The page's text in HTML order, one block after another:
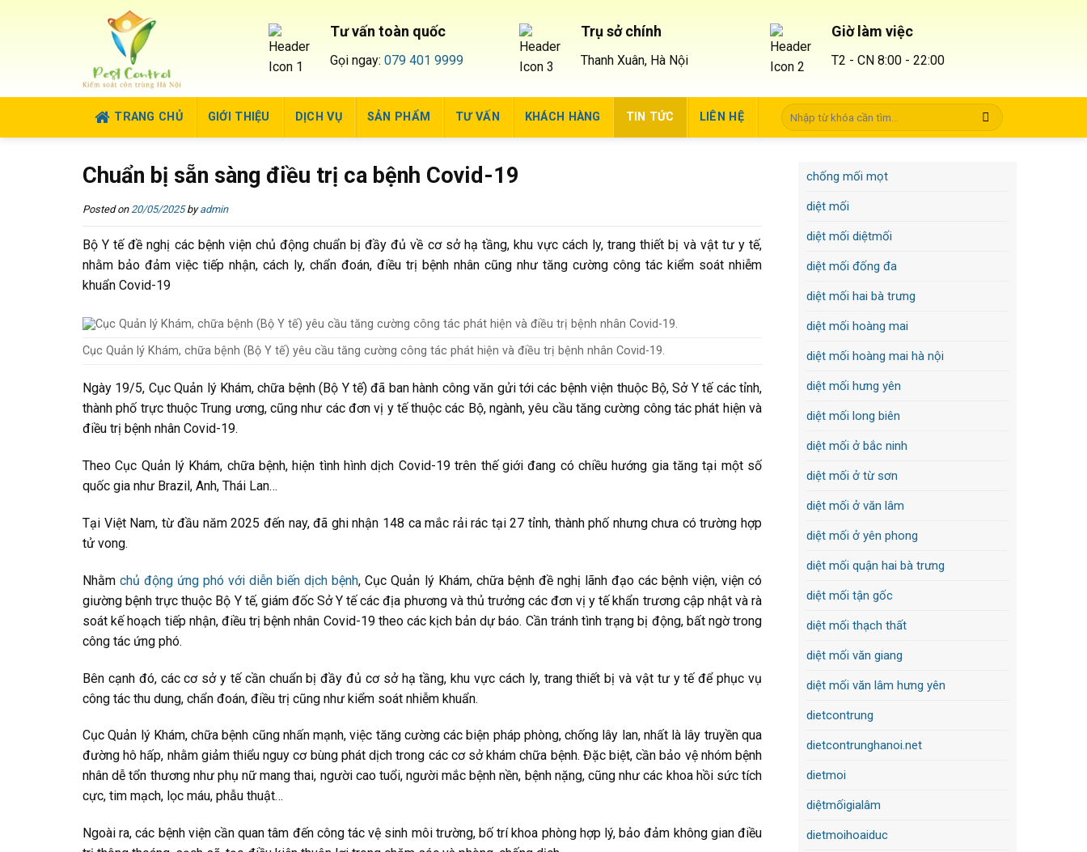
Tư vấn toàn quốc
Gọi ngay: 079 401 9999
Trụ sở chính
Thanh Xuân, Hà Nội
Giờ làm việc
T2 - CN 8:00 - 22:00
TRANG CHỦ GIỚI THIỆU DỊCH VỤ SẢN PHẨM TƯ VẤN KHÁCH HÀNG TIN TỨC LIÊN HỆ
Chuẩn bị sẵn sàng điều trị ca bệnh Covid-19
Posted on 20/05/2025byadmin
Bộ Y tế đề nghị các bệnh viện chủ động chuẩn bị đầy đủ về cơ sở hạ tầng, khu vực cách ly, trang thiết bị và vật tư y tế,
nhằm bảo đảm việc tiếp nhận, cách ly, chẩn đoán, điều trị bệnh nhân cũng như tăng cường công tác kiểm soát nhiễm
khuẩn Covid-19
Cục Quản lý Khám, chữa bệnh (Bộ Y tế) yêu cầu tăng cường công tác phát hiện và điều trị bệnh nhân Covid-19.
Ngày 19/5, Cục Quản lý Khám, chữa bệnh (Bộ Y tế) đã ban hành công văn gửi tới các bệnh viện thuộc Bộ, Sở Y tế các tỉnh,
thành phố trực thuộc Trung ương, cũng như các đơn vị y tế thuộc các Bộ, ngành, yêu cầu tăng cường công tác phát hiện và
điều trị bệnh nhân Covid-19.
Theo Cục Quản lý Khám, chữa bệnh, hiện tình hình dịch Covid-19 trên thế giới đang có chiều hướng gia tăng tại một số
quốc gia như Brazil, Anh, Thái Lan…
Tại Việt Nam, từ đầu năm 2025 đến nay, đã ghi nhận 148 ca mắc rải rác tại 27 tỉnh, thành phố nhưng chưa có trường hợp
tử vong.
Nhằmchủ động ứng phó với diễn biến dịch bệnh, Cục Quản lý Khám, chữa bệnh đề nghị lãnh đạo các bệnh viện, viện có
giường bệnh trực thuộc Bộ Y tế, giám đốc Sở Y tế các địa phương và thủ trưởng các đơn vị y tế khẩn trương cập nhật và rà
soát kế hoạch tiếp nhận, điều trị bệnh nhân Covid-19 theo các kịch bản dự báo. Cần tránh tình trạng bị động, bất ngờ trong
công tác ứng phó.
Bên cạnh đó, các cơ sở y tế cần chuẩn bị đầy đủ cơ sở hạ tầng, khu vực cách ly, trang thiết bị và vật tư y tế để phục vụ
công tác thu dung, chẩn đoán, điều trị cũng như kiểm soát nhiễm khuẩn.
Cục Quản lý Khám, chữa bệnh cũng nhấn mạnh, việc tăng cường các biện pháp phòng, chống lây lan, nhất là lây truyền qua
đường hô hấp, nhằm giảm thiểu nguy cơ bùng phát dịch trong các cơ sở khám chữa bệnh. Đặc biệt, cần bảo vệ nhóm bệnh
nhân dễ tổn thương như phụ nữ mang thai, người cao tuổi, người mắc bệnh nền, bệnh nặng, cũng như các khoa hồi sức tích
cực, tim mạch, lọc máu, phẫu thuật…
Ngoài ra, các bệnh viện cần quan tâm đến công tác vệ sinh môi trường, bố trí khoa phòng hợp lý, bảo đảm không gian điều
chống mối mọt
diệt mối
diệt mối diệtmối
diệt mối đống đa
diệt mối hai bà trưng
diệt mối hoàng mai
diệt mối hoàng mai hà nội
diệt mối hưng yên
diệt mối long biên
diệt mối ở bắc ninh
diệt mối ở từ sơn
diệt mối ở văn lâm
diệt mối ở yên phong
diệt mối quận hai bà trưng
diệt mối tận gốc
diệt mối thạch thất
diệt mối văn giang
diệt mối văn lâm hưng yên
dietcontrung
dietcontrunghanoi.net
dietmoi
diệtmốigialâm
dietmoihoaiduc